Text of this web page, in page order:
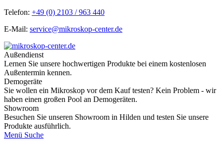
Telefon: +49 (0) 2103 / 963 440
E-Mail: service@mikroskop-center.de
Außendienst
Lernen Sie unsere hochwertigen Produkte bei einem kostenlosen
Außentermin kennen.
Demogeräte
Sie wollen ein Mikroskop vor dem Kauf testen? Kein Problem - wir
haben einen großen Pool an Demogeräten.
Showroom
Besuchen Sie unseren Showroom in Hilden und testen Sie unsere
Produkte ausführlich.
Menü Suche